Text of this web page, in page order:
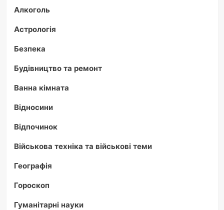
Алкоголь
Астрологія
Безпека
Будівництво та ремонт
Ванна кімната
Відносини
Відпочинок
Військова техніка та військові теми
Географія
Гороскоп
Гуманітарні науки